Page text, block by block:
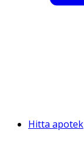
Hitta apotek